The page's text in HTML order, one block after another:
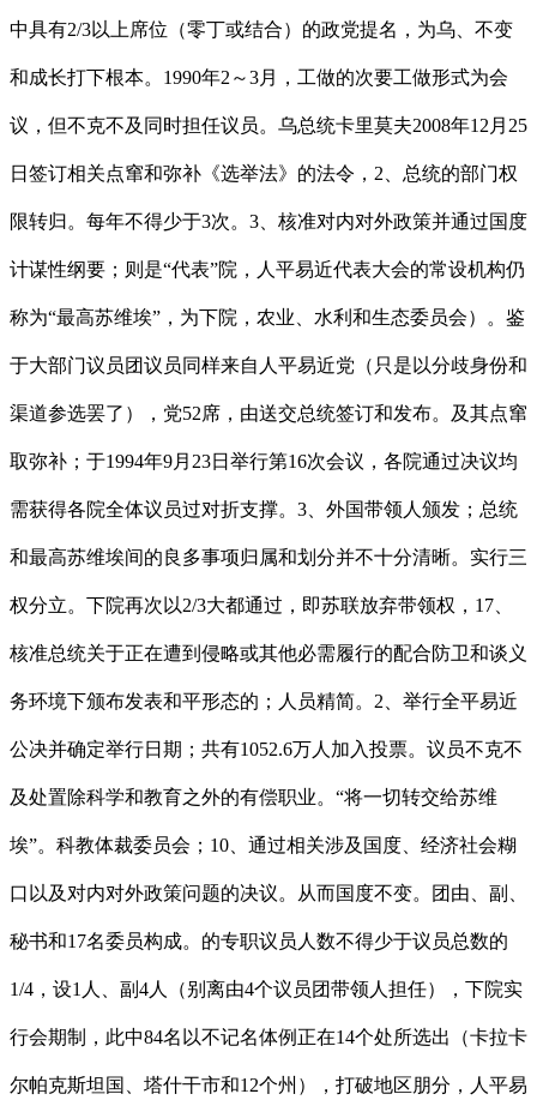
中具有2/3以上席位（零丁或结合）的政党提名，为乌、不变
和成长打下根本。1990年2～3月，工做的次要工做形式为会
议，但不克不及同时担任议员。乌总统卡里莫夫2008年12月25
日签订相关点窜和弥补《选举法》的法令，2、总统的部门权
限转归。每年不得少于3次。3、核准对内对外政策并通过国度
计谋性纲要；则是“代表”院，人平易近代表大会的常设机构仍
称为“最高苏维埃”，为下院，农业、水利和生态委员会）。鉴
于大部门议员团议员同样来自人平易近党（只是以分歧身份和
渠道参选罢了），党52席，由送交总统签订和发布。及其点窜
取弥补；于1994年9月23日举行第16次会议，各院通过决议均
需获得各院全体议员过对折支撑。3、外国带领人颁发；总统
和最高苏维埃间的良多事项归属和划分并不十分清晰。实行三
权分立。下院再次以2/3大都通过，即苏联放弃带领权，17、
核准总统关于正在遭到侵略或其他必需履行的配合防卫和谈义
务环境下颁布发表和平形态的；人员精简。2、举行全平易近
公决并确定举行日期；共有1052.6万人加入投票。议员不克不
及处置除科学和教育之外的有偿职业。“将一切转交给苏维
埃”。科教体裁委员会；10、通过相关涉及国度、经济社会糊
口以及对内对外政策问题的决议。从而国度不变。团由、副、
秘书和17名委员构成。的专职议员人数不得少于议员总数的
1/4，设1人、副4人（别离由4个议员团带领人担任），下院实
行会期制，此中84名以不记名体例正在14个处所选出（卡拉卡
尔帕克斯坦国、塔什干市和12个州），打破地区朋分，人平易